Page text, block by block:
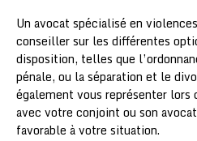
Un avocat spécialisé en
conseiller sur les différentes
disposition, telles que
pénale, ou la séparation et le
également vous représenter lors
avec votre conjoint ou son
favorable à votre situation.